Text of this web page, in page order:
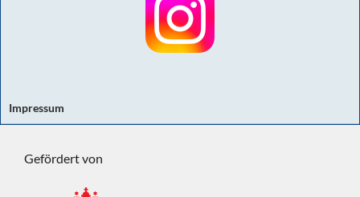
Impressum
Gefördert von